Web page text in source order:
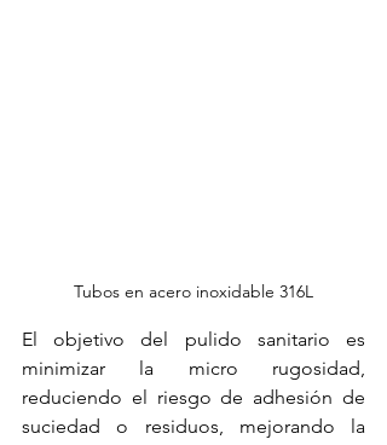
Tubos en acero inoxidable 316L
El objetivo del pulido sanitario es
minimizar la micro rugosidad,
reduciendo el riesgo de adhesión de
suciedad o residuos, mejorando la